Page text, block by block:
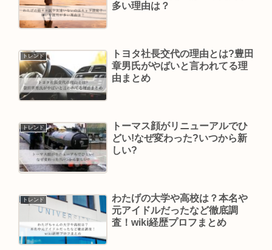
多い理由は？
トレンド
トヨタ社長交代の理由とは?豊田
章男氏がやばいと言われてる理
由まとめ
トレンド
トーマス顔がリニューアルでひ
どい!なぜ変わった?いつから新
しい?
トレンド
わたげの大学や高校は？本名や
元アイドルだったなど徹底調
査！wiki経歴プロフまとめ